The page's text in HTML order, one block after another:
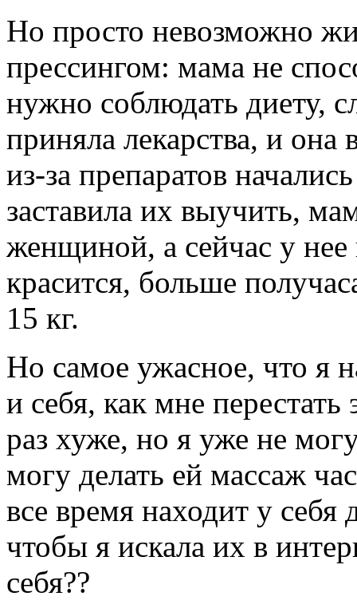
Но просто невозможно
прессингом: мама не
нужно соблюдать диету,
приняла лекарства, и она
из-за препаратов
заставила их выучить,
женщиной, а сейчас у
красится, больше
15 кг.
Но самое ужасное, что я
и себя, как мне перестать
раз хуже, но я уже не
могу делать ей массаж
все время находит у себя
чтобы я искала их в
себя??